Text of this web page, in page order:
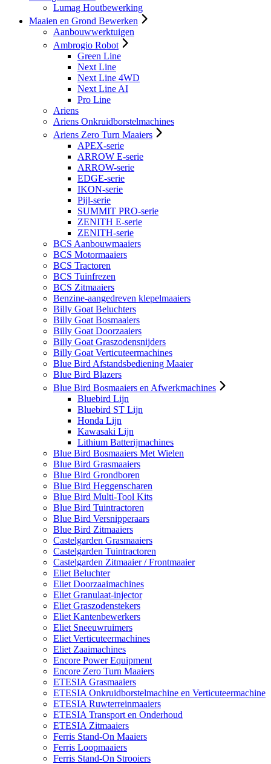
Lumag Houtbewerking
Maaien en Grond Bewerken
Aanbouwwerktuigen
Ambrogio Robot
Green Line
Next Line
Next Line 4WD
Next Line AI
Pro Line
Ariens
Ariens Onkruidborstelmachines
Ariens Zero Turn Maaiers
APEX-serie
ARROW E-serie
ARROW-serie
EDGE-serie
IKON-serie
Pijl-serie
SUMMIT PRO-serie
ZENITH E-serie
ZENITH-serie
BCS Aanbouwmaaiers
BCS Motormaaiers
BCS Tractoren
BCS Tuinfrezen
BCS Zitmaaiers
Benzine-aangedreven klepelmaaiers
Billy Goat Beluchters
Billy Goat Bosmaaiers
Billy Goat Doorzaaiers
Billy Goat Graszodensnijders
Billy Goat Verticuteermachines
Blue Bird Afstandsbediening Maaier
Blue Bird Blazers
Blue Bird Bosmaaiers en Afwerkmachines
Bluebird Lijn
Bluebird ST Lijn
Honda Lijn
Kawasaki Lijn
Lithium Batterijmachines
Blue Bird Bosmaaiers Met Wielen
Blue Bird Grasmaaiers
Blue Bird Grondboren
Blue Bird Heggenscharen
Blue Bird Multi-Tool Kits
Blue Bird Tuintractoren
Blue Bird Versnipperaars
Blue Bird Zitmaaiers
Castelgarden Grasmaaiers
Castelgarden Tuintractoren
Castelgarden Zitmaaier / Frontmaaier
Eliet Beluchter
Eliet Doorzaaimachines
Eliet Granulaat-injector
Eliet Graszodenstekers
Eliet Kantenbewerkers
Eliet Sneeuwruimers
Eliet Verticuteermachines
Eliet Zaaimachines
Encore Power Equipment
Encore Zero Turn Maaiers
ETESIA Grasmaaiers
ETESIA Onkruidborstelmachine en Verticuteermachine
ETESIA Ruwterreinmaaiers
ETESIA Transport en Onderhoud
ETESIA Zitmaaiers
Ferris Stand-On Maaiers
Ferris Loopmaaiers
Ferris Stand-On Strooiers